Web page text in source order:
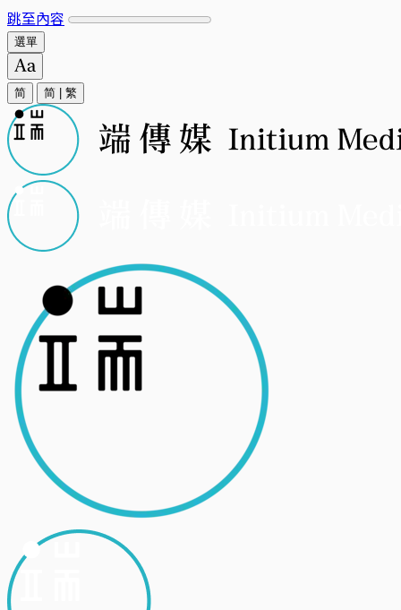
跳至內容
選單
简 简 繁